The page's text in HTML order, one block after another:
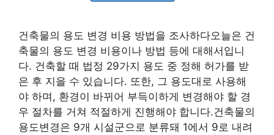
건축물의 용도 변경 비용 방법을 조사하다오늘은 건
축물의 용도 변경 비용이나 방법 등에 대해서입니
다. 건축할 때 법정 29가지 용도 중 정해 허가를 받
은 후 지을 수 있습니다. 또한, 그 용도대로 사용해
야 하며, 환경이 바뀌어 부득이하게 변경해야 할 경
우 절차를 거쳐 적절하게 진행해야 합니다.건축물의
용도변경은 9개 시설군으로 분류돼 1에서 9로 내려